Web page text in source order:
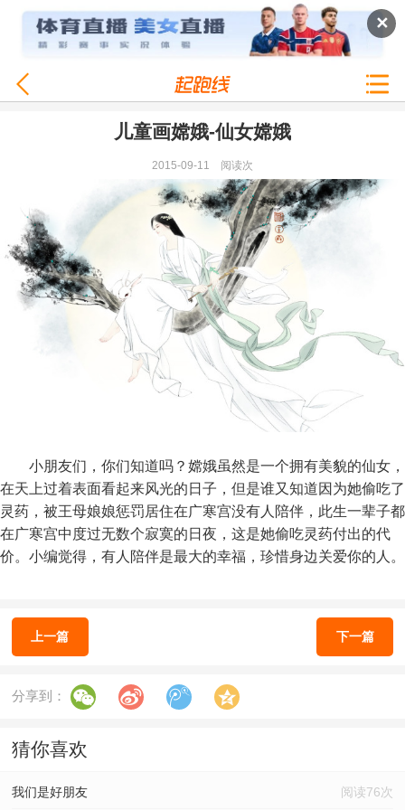
✕
儿童画嫦娥-仙女嫦娥
2015-09-11 阅读次
小朋友们，你们知道吗？嫦娥虽然是一个拥有美貌的仙女，
在天上过着表面看起来风光的日子，但是谁又知道因为她偷吃了
灵药，被王母娘娘惩罚居住在广寒宫没有人陪伴，此生一辈子都
在广寒宫中度过无数个寂寞的日夜，这是她偷吃灵药付出的代
价。小编觉得，有人陪伴是最大的幸福， 珍惜身边关爱你的人。
上一篇 下一篇
分享到：
猜你喜欢
我们是好朋友 阅读76次